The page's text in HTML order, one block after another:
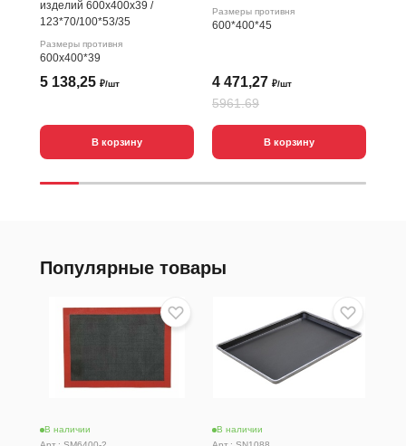
изделий 600х400х39 /
123*70/100*53/35
Размеры противня
600х400*39
5 138,25 ₽/шт
В корзину
Размеры противня
600*400*45
4 471,27 ₽/шт
5961.69
В корзину
Популярные товары
В наличии
В наличии